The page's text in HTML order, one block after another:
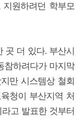
원하려던 학부모
곳 더 있다. 부산시
참하려다가 마지막
만 시스템상 철회
청이 부산지역 처
고 발표한 것부터